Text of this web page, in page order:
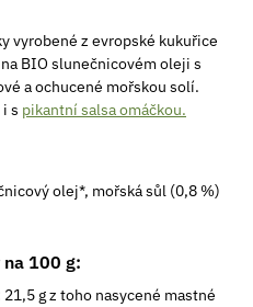
vyrobené z evropské kukuřice
BIO slunečnicovém oleji s
a ochucené mořskou solí.
s pikantní salsa omáčkou.
olej*, mořská sůl (0,8 %)
100 g:
g z toho nasycené mastné